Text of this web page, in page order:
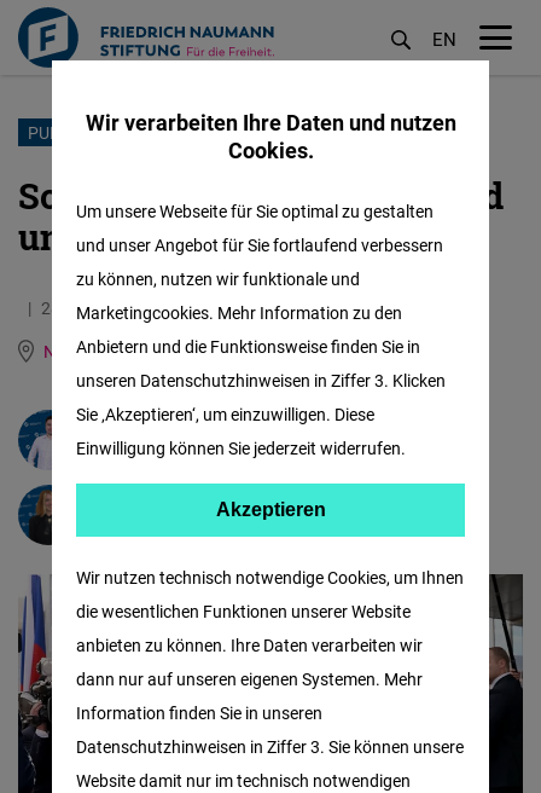
Direkt
Inhalt
EN
PUBLICATION
So eng kooperieren Russland
und Nordkorea
28.10.2024
3.6 Minuten
North and South Korea
Englisch
Frederic Spohr
Sophia Brachtendorf
Wir verarbeiten Ihre Daten und nutzen
Cookies.
Wir nutzen technisch notwendige Cookies, um Ihnen
die wesentlichen Funktionen unserer Website
anbieten zu können. Ihre Daten verarbeiten wir
dann nur auf unseren eigenen Systemen. Mehr
Information finden Sie in unseren
Datenschutzhinweisen in Ziffer 3. Sie können unsere
Website damit nur im technisch notwendigen
Um unsere Webseite für Sie optimal zu gestalten
und unser Angebot für Sie fortlaufend verbessern
zu können, nutzen wir funktionale und
Marketingcookies. Mehr Information zu den
Anbietern und die Funktionsweise finden Sie in
unseren Datenschutzhinweisen in Ziffer 3. Klicken
Sie ‚Akzeptieren‘, um einzuwilligen. Diese
Einwilligung können Sie jederzeit widerrufen.
Facebook
Embed
Twitter
Embed
Akzeptieren